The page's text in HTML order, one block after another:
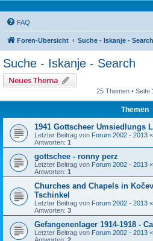
FAQ
Foren-Übersicht Suche - Iskanje - Search
Suche - Iskanje - Search
Neues Thema
25 Themen • Seite
Themen
1941 Gottscheer Umsiedlungs
Letzter Beitrag von Forum 2002 - 2013 «
Antworten: 1
gottschee - ronny perz
Letzter Beitrag von Forum 2002 - 2013 «
Antworten: 1
Churches and Chapels in
Tschinkel
Letzter Beitrag von Forum 2002 - 2013 «
Antworten: 3
Gefangenenlager 1914-1918 -
Letzter Beitrag von Forum 2002 - 2013 «